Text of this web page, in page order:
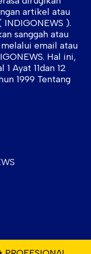
artikel atau
).
sanggah atau
email atau
Hal ini,
Ayat 11dan 12
1999 Tentang